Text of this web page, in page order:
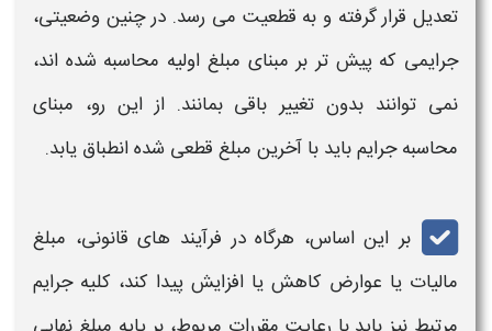
تعدیل قرار گرفته و به قطعیت می‌ رسد. در چنین وضعیتی،
جرایمی که پیش‌ تر بر مبنای مبلغ اولیه محاسبه شده‌ اند،
نمی‌ توانند بدون تغییر باقی بمانند. از این رو، مبنای
محاسبهجرایمباید با آخرین مبلغ قطعی‌ شده انطباق یابد.
بر این اساس، هرگاه در فرآیند های قانونی، مبلغ
مالیات یا عوارض کاهش یا افزایش پیدا کند، کلیهجرایم